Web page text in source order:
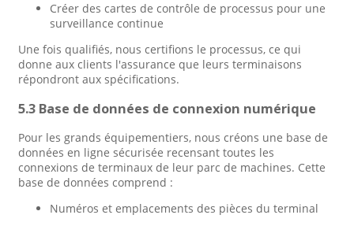
Créer des cartes de contrôle de processus pour une
surveillance continue
Une fois qualifiés, nous certifions le processus, ce qui
donne aux clients l'assurance que leurs terminaisons
répondront aux spécifications.
5.3 Base de données de connexion numérique
Pour les grands équipementiers, nous créons une base de
données en ligne sécurisée recensant toutes les
connexions de terminaux de leur parc de machines. Cette
base de données comprend :
Numéros et emplacements des pièces du terminal